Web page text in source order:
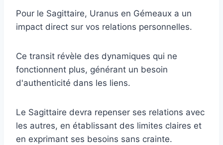
Pour le Sagittaire, Uranus en Gémeaux a un
impact direct sur vos relations personnelles.
Ce transit révèle des dynamiques qui ne
fonctionnent plus, générant un besoin
d'authenticité dans les liens.
Le Sagittaire devra repenser ses relations avec
les autres, en établissant des limites claires et
en exprimant ses besoins sans crainte.